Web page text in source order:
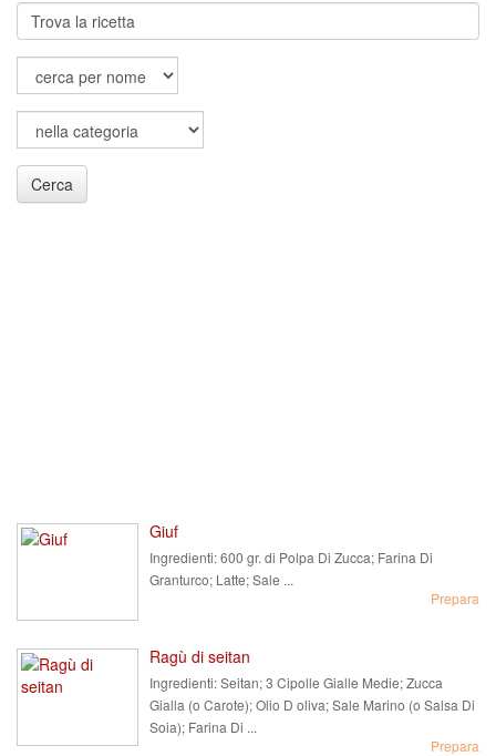
Cerca
Cerca
Giuf
Ingredienti:600 gr. di Polpa Di Zucca; Farina Di
Granturco; Latte; Sale ...
Prepara
Ragù di seitan
Ingredienti:Seitan; 3 Cipolle Gialle Medie; Zucca
Gialla (o Carote); Olio D oliva; Sale Marino (o Salsa Di
Soia); Farina Di ...
Prepara